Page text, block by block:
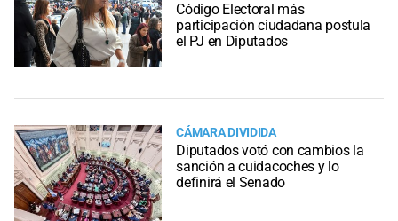
Código Electoral más
participación ciudadana postula
el PJ en Diputados
CÁMARA DIVIDIDA
Diputados votó con cambios la
sanción a cuidacoches y lo
definirá el Senado